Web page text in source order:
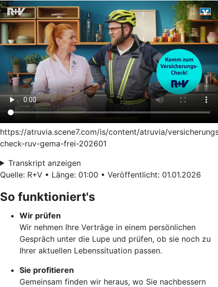
https://atruvia.scene7.com/is/content/atruvia/
check-ruv-gema-frei-202601
Transkript anzeigen
Quelle: R+V • Länge: 01:00 • Veröffentlicht: 01.01.2026
So funktioniert's
Wir prüfen
Wir nehmen Ihre Verträge in einem persönlichen
Gespräch unter die Lupe und prüfen, ob sie noch zu
Ihrer aktuellen Lebenssituation passen.
Sie profitieren
Gemeinsam finden wir heraus, wo Sie nachbessern